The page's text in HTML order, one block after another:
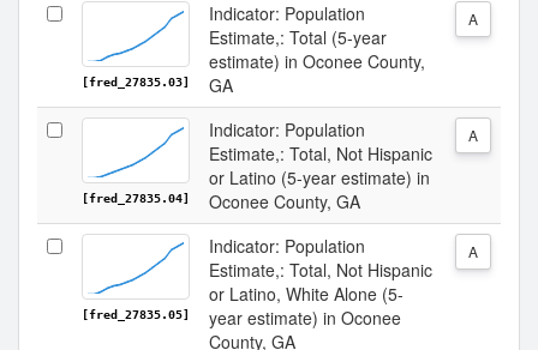
[fred_27835.03]
Indicator: Population
Estimate,: Total (5-year
estimate) in Oconee County,
GA
A
[fred_27835.04]
Indicator: Population
Estimate,: Total, Not Hispanic
or Latino (5-year estimate) in
Oconee County, GA
A
[fred_27835.05]
Indicator: Population
Estimate,: Total, Not Hispanic
or Latino, White Alone (5-
year estimate) in Oconee
County, GA
A